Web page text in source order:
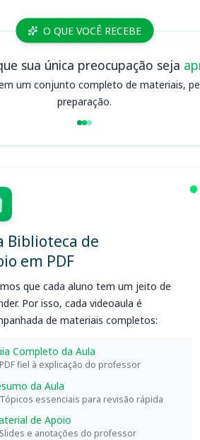
O QUE VOCÊ RECEBE
sua única preocupação seja
um conjunto completo de materiais,
preparação.
Biblioteca de
em PDF
que cada aluno tem um jeito de
Por isso, cada videoaula é
de materiais completos:
Completo da Aula
PDF fiel à explicação do professor
da Aula
Tópicos essenciais para revisão rápida
de Apoio
Slides e anotações do professor